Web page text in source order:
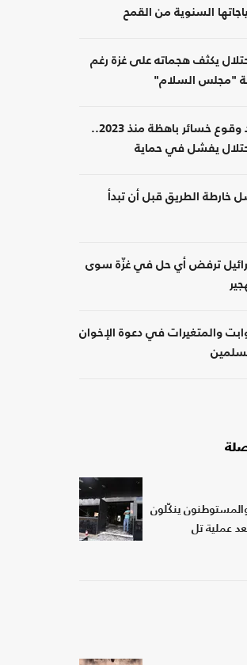
السنوية من القمح
يكثف هجماته على غزة رغم
"مجلس السلام"
بعد وقوع خسائر باهظة منذ 2023..
يفشل في حماية
خارطة الطريق قبل أن تبدأ
ترفض أي حل في غزّة سوى
والمتغيرات في دعوة الإخوان
ينكّلون
عملية تل